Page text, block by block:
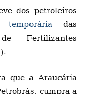
dos petroleiros
temporária das
Fertilizantes
que a Araucária
cumpra a